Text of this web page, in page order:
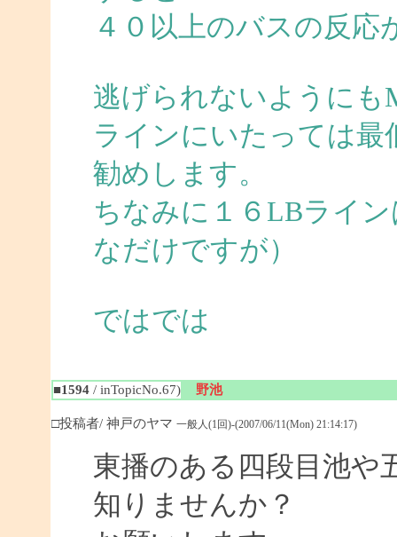
４０以上のバスの反
逃げられないようにも
ラインにいたっては
勧めします。
ちなみに１６LBライ
なだけですが）
ではでは
■1594/ inTopicNo.67) 野池
□投稿者/ 神戸のヤマ 一般人(1回)-(2007/06/11(Mon) 21:14:17)
東播のある四段目池や
知りませんか？